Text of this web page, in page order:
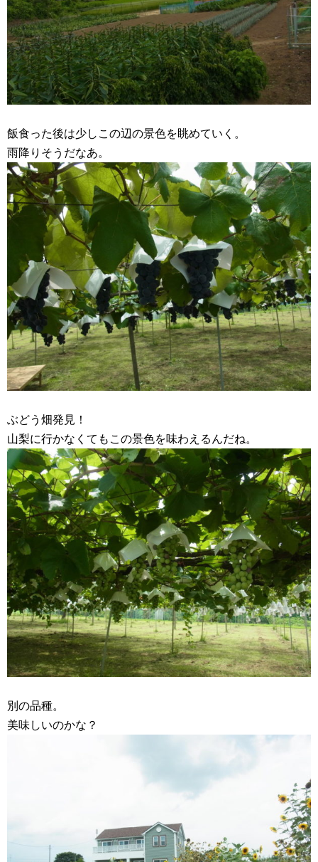
飯食った後は少しこの辺の景色を眺めていく。
雨降りそうだなあ。
ぶどう畑発見！
山梨に行かなくてもこの景色を味わえるんだね。
別の品種。
美味しいのかな？